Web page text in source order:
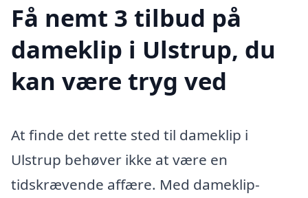
Få nemt 3 tilbud på
dameklip i Ulstrup, du
kan være tryg ved
At finde det rette sted til dameklip i
Ulstrup behøver ikke at være en
tidskrævende affære. Med dameklip-